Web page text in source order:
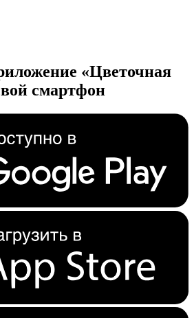
«Цветочная
смартфон